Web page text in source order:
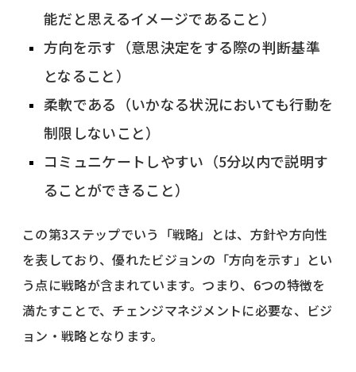
能だと思えるイメージであること）
方向を示す（意思決定をする際の判断基準
となること）
柔軟である（いかなる状況においても行動を
制限しないこと）
コミュニケートしやすい（5分以内で説明す
ることができること）
この第3ステップでいう「戦略」とは、方針や方向性
を表しており、優れたビジョンの「方向を示す」とい
う点に戦略が含まれています。つまり、6つの特徴を
満たすことで、チェンジマネジメントに必要な、ビジ
ョン・戦略となります。